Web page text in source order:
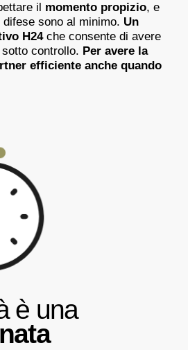
il momento propizio, e
sono al minimo. Un
H24che consente di avere
controllo. Per avere la
efficiente anche quando
è una